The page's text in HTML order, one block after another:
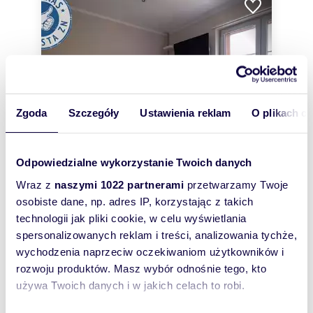
Zgoda Szczegóły Ustawienia reklam O plikach
Odpowiedzialne wykorzystanie Twoich danych
Wraz z naszymi 1022 partnerami przetwarzamy Twoje
osobiste dane, np. adres IP, korzystając z takich
technologii jak pliki cookie, w celu wyświetlania
spersonalizowanych reklam i treści, analizowania tychże,
wychodzenia naprzeciw oczekiwaniom użytkowników i
rozwoju produktów. Masz wybór odnośnie tego, kto
używa Twoich danych i w jakich celach to robi.
28,90 m 2 1 47zł/m2
Kawalerka 29 m² w Rudzie Śląskiej -
umeblowana z darmowym internetem
1 350 zł/mc
mieszkanie Ruda Śląska, Halemba,
Międzyblokowa